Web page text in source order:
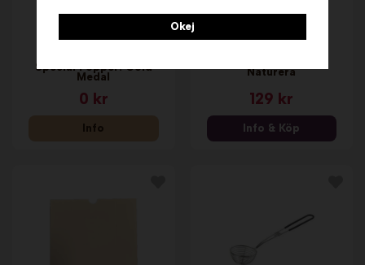
Special Popper. Gold
Medal
0 kr
Info
Naturera
129 kr
Info & Köp
Okej